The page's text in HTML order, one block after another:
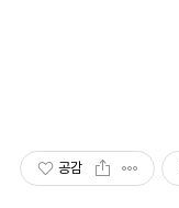
공감